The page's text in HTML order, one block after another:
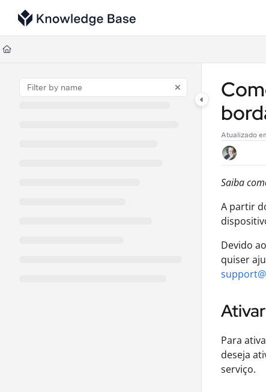
Documentation Index
Fetch the complete documentation index at:
Use this file to discover all available pages before exploring further.
Atualizado
Saiba
A partir
Devido
quiser
Para
deseja
serviço.